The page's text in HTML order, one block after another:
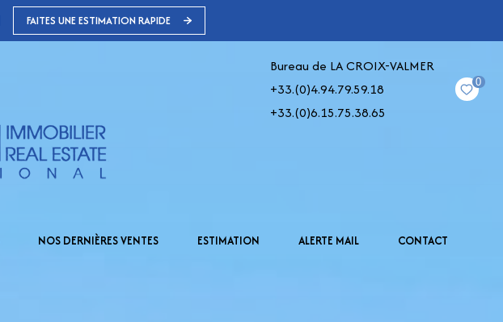
FAITES UNE ESTIMATION RAPIDE
Bureau de LA CROIX-VALMER
+33.(0)4.94.79.59.18
+33.(0)6.15.75.38.65
0
NOS DERNIÈRES VENTES ESTIMATION ALERTE MAIL CONTACT